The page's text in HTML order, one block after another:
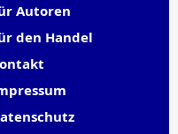
Autoren
den Handel